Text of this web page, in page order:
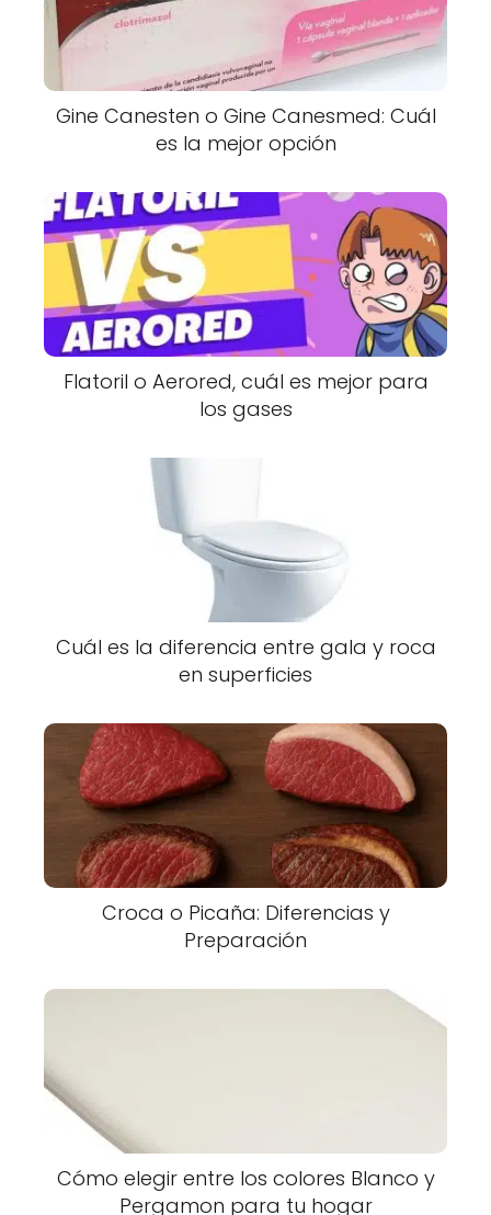
Gine Canesten o Gine Canesmed: Cuál
es la mejor opción
Flatoril o Aerored, cuál es mejor para
los gases
Cuál es la diferencia entre gala y roca
en superficies
Croca o Picaña: Diferencias y
Preparación
Cómo elegir entre los colores Blanco y
Pergamon para tu hogar